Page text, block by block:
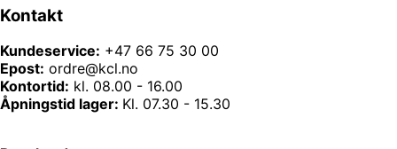
Kontakt
Kundeservice: +47 66 75 30 00
Epost: ordre@kcl.no
Kontortid: kl. 08.00 - 16.00
Åpningstid lager: Kl. 07.30 - 15.30